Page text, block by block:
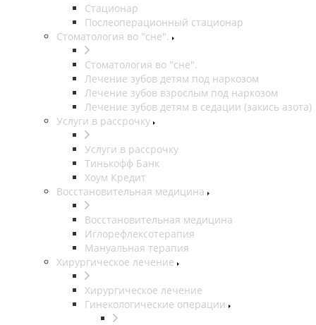
Стационар
Послеоперационный стационар
Стоматология во "сне".
Стоматология во "сне".
Лечение зубов детям под наркозом
Лечение зубов взрослым под наркозом
Лечение зубов детям в седации (закись азота)
Услуги в рассрочку
Услуги в рассрочку
Тинькофф Банк
Хоум Кредит
Восстановительная медицина
Восстановительная медицина
Иглорефлексотерапия
Мануальная терапия
Хирургическое лечение
Хирургическое лечение
Гинекологические операции